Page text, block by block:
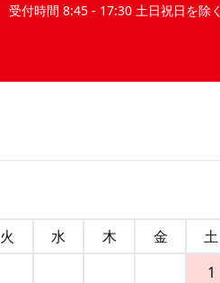
受付時間 8:45 - 17:30 土日祝日を除く
火 水 木 金
土
1